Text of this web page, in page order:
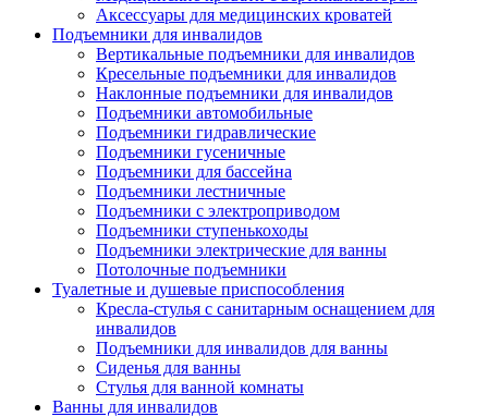
Аксессуары для медицинских кроватей
Подъемники для инвалидов
Вертикальные подъемники для инвалидов
Кресельные подъемники для инвалидов
Наклонные подъемники для инвалидов
Подъемники автомобильные
Подъемники гидравлические
Подъемники гусеничные
Подъемники для бассейна
Подъемники лестничные
Подъемники с электроприводом
Подъемники ступенькоходы
Подъемники электрические для ванны
Потолочные подъемники
Туалетные и душевые приспособления
Кресла-стулья с санитарным оснащением для
инвалидов
Подъемники для инвалидов для ванны
Сиденья для ванны
Стулья для ванной комнаты
Ванны для инвалидов